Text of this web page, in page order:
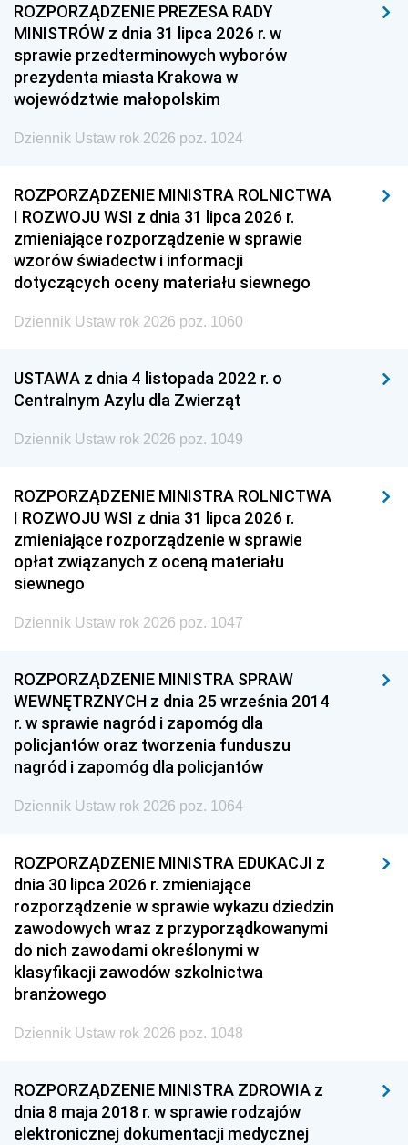
ROZPORZĄDZENIE PREZESA RADY
MINISTRÓW z dnia 31 lipca 2026 r. w
sprawie przedterminowych wyborów
prezydenta miasta Krakowa w
województwie małopolskim
Dziennik Ustaw rok 2026 poz. 1024
ROZPORZĄDZENIE MINISTRA ROLNICTWA
I ROZWOJU WSI z dnia 31 lipca 2026 r.
zmieniające rozporządzenie w sprawie
wzorów świadectw i informacji
dotyczących oceny materiału siewnego
Dziennik Ustaw rok 2026 poz. 1060
USTAWA z dnia 4 listopada 2022 r. o
Centralnym Azylu dla Zwierząt
Dziennik Ustaw rok 2026 poz. 1049
ROZPORZĄDZENIE MINISTRA ROLNICTWA
I ROZWOJU WSI z dnia 31 lipca 2026 r.
zmieniające rozporządzenie w sprawie
opłat związanych z oceną materiału
siewnego
Dziennik Ustaw rok 2026 poz. 1047
ROZPORZĄDZENIE MINISTRA SPRAW
WEWNĘTRZNYCH z dnia 25 września 2014
r. w sprawie nagród i zapomóg dla
policjantów oraz tworzenia funduszu
nagród i zapomóg dla policjantów
Dziennik Ustaw rok 2026 poz. 1064
ROZPORZĄDZENIE MINISTRA EDUKACJI z
dnia 30 lipca 2026 r. zmieniające
rozporządzenie w sprawie wykazu dziedzin
zawodowych wraz z przyporządkowanymi
do nich zawodami określonymi w
klasyfikacji zawodów szkolnictwa
branżowego
Dziennik Ustaw rok 2026 poz. 1048
ROZPORZĄDZENIE MINISTRA ZDROWIA z
dnia 8 maja 2018 r. w sprawie rodzajów
elektronicznej dokumentacji medycznej